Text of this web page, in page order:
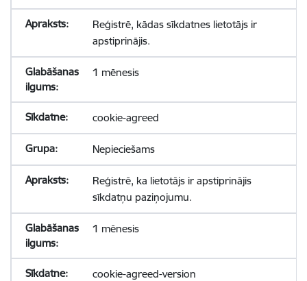
Reģistrē, kādas sīkdatnes lietotājs ir
apstiprinājis.
1 mēnesis
cookie-agreed
Nepieciešams
Reģistrē, ka lietotājs ir apstiprinājis
sīkdatņu paziņojumu.
1 mēnesis
cookie-agreed-version